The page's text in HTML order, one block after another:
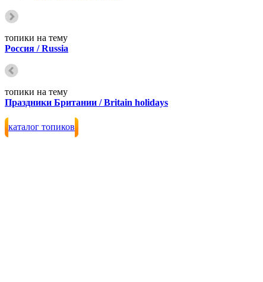
топики на тему
Россия / Russia
топики на тему
Праздники Британии / Britain holidays
каталог топиков